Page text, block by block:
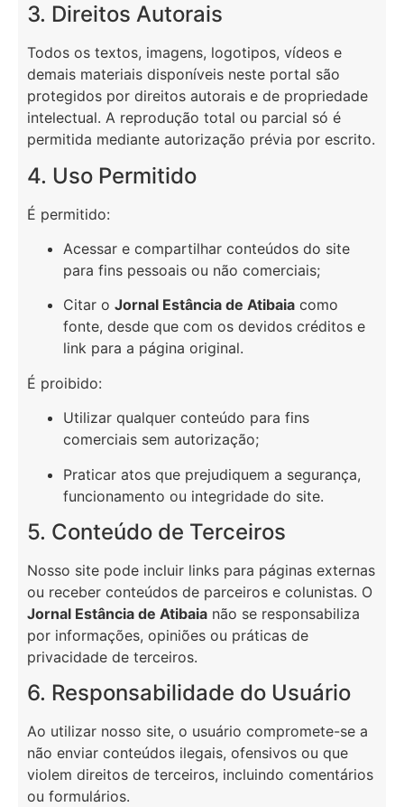
3. Direitos Autorais
Todos os textos, imagens, logotipos, vídeos e
demais materiais disponíveis neste portal são
protegidos por direitos autorais e de propriedade
intelectual. A reprodução total ou parcial só é
permitida mediante autorização prévia por escrito.
4. Uso Permitido
É permitido:
Acessar e compartilhar conteúdos do site
para fins pessoais ou não comerciais;
Citar o Jornal Estância de Atibaia como
fonte, desde que com os devidos créditos e
link para a página original.
É proibido:
Utilizar qualquer conteúdo para fins
comerciais sem autorização;
Praticar atos que prejudiquem a segurança,
funcionamento ou integridade do site.
5. Conteúdo de Terceiros
Nosso site pode incluir links para páginas externas
ou receber conteúdos de parceiros e colunistas. O
Jornal Estância de Atibaia não se responsabiliza
por informações, opiniões ou práticas de
privacidade de terceiros.
6. Responsabilidade do Usuário
Ao utilizar nosso site, o usuário compromete-se a
não enviar conteúdos ilegais, ofensivos ou que
violem direitos de terceiros, incluindo comentários
ou formulários.